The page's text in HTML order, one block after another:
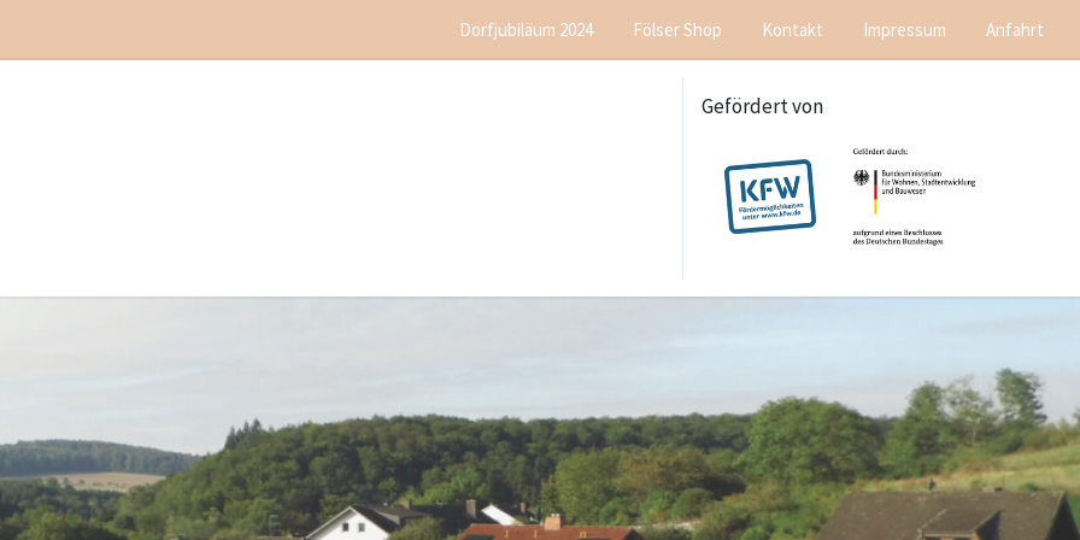
Dorfjubiläum 2024 Fölser Shop Kontakt Impressum Anfahrt
Gefördert von